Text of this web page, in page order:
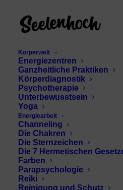
Körperwelt
Energiezentren
Ganzheitliche Praktiken
Körperdiagnostik
Psychotherapie
Unterbewusstsein
Yoga
Energiearbeit
Channeling
Die Chakren
Die Sternzeichen
Die 7 Hermetischen
Farben
Parapsychologie
Reiki
Reinigung und Schutz